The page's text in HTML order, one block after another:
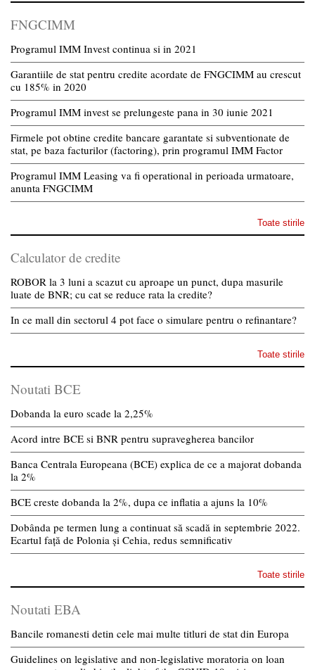
FNGCIMM
Programul IMM Invest continua si in 2021
Garantiile de stat pentru credite acordate de FNGCIMM au crescut
cu 185% in 2020
Programul IMM invest se prelungeste pana in 30 iunie 2021
Firmele pot obtine credite bancare garantate si subventionate de
stat, pe baza facturilor (factoring), prin programul IMM Factor
Programul IMM Leasing va fi operational in perioada urmatoare,
anunta FNGCIMM
Toate stirile
Calculator de credite
ROBOR la 3 luni a scazut cu aproape un punct, dupa masurile
luate de BNR; cu cat se reduce rata la credite?
In ce mall din sectorul 4 pot face o simulare pentru o refinantare?
Toate stirile
Noutati BCE
Dobanda la euro scade la 2,25%
Acord intre BCE si BNR pentru supravegherea bancilor
Banca Centrala Europeana (BCE) explica de ce a majorat dobanda
la 2%
BCE creste dobanda la 2%, dupa ce inflatia a ajuns la 10%
Dobânda pe termen lung a continuat să scadă in septembrie 2022.
Ecartul față de Polonia și Cehia, redus semnificativ
Toate stirile
Noutati EBA
Bancile romanesti detin cele mai multe titluri de stat din Europa
Guidelines on legislative and non-legislative moratoria on loan